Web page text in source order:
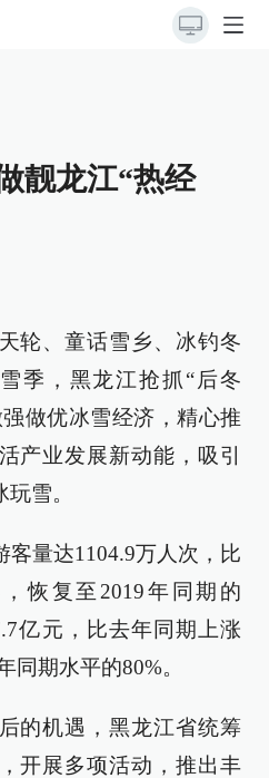
靓龙江“热经
轮、童话雪乡、冰钓冬
季，黑龙江抢抓“后冬
做优冰雪经济，精心推
产业发展新动能，吸引
雪。
量达1104.9万人次，比
恢复至2019年同期的
亿元，比去年同期上涨
同期水平的80%。
的机遇，黑龙江省统筹
开展多项活动，推出丰